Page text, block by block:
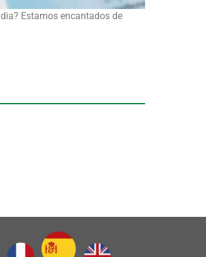
Estamos encantados de